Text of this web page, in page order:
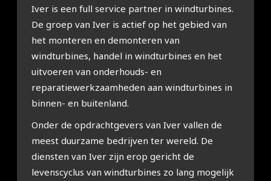
Iver is een full service partner in windturbines.
De groep van Iver is actief op het gebied van
het monteren en demonteren van
windturbines, handel in windturbines en het
uitvoeren van onderhouds- en
reparatiewerkzaamheden aan windturbines in
binnen- en buitenland.
Onder de opdrachtgevers van Iver vallen de
meest duurzame bedrijven ter wereld. De
diensten van Iver zijn erop gericht de
levenscyclus van windturbines zo lang mogelijk